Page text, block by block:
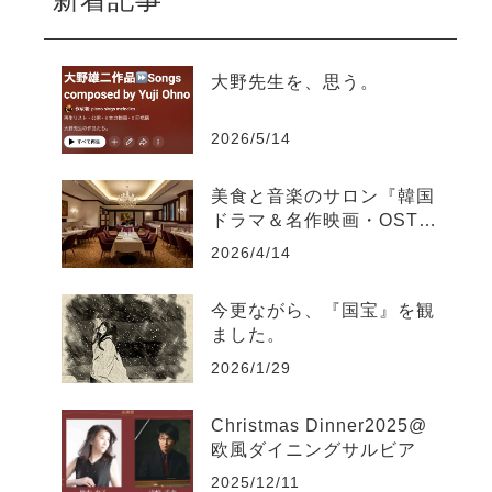
大野先生を、思う。
2026/5/14
美食と音楽のサロン『韓国
ドラマ＆名作映画・OST聴
き比べ』@如水会館Jupiter
2026/4/14
今更ながら、『国宝』を観
ました。
2026/1/29
Christmas Dinner2025@
欧風ダイニングサルビア
2025/12/11